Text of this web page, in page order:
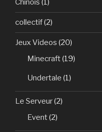
Chinois (1)
collectif(2)
Jeux Videos (20)
Minecraft(19)
Undertale (1)
Le Serveur(2)
Event(2)